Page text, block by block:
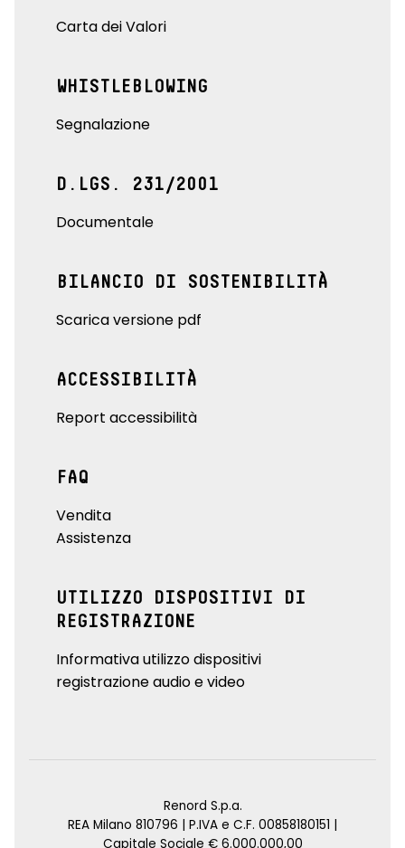
Carta dei Valori
WHISTLEBLOWING
Segnalazione
D.LGS. 231/2001
Documentale
BILANCIO DI SOSTENIBILITÀ
Scarica versione pdf
ACCESSIBILITÀ
Report accessibilità
FAQ
Vendita
Assistenza
UTILIZZO DISPOSITIVI DI
REGISTRAZIONE
Informativa utilizzo dispositivi
registrazione audio e video
Renord S.p.a.
REA Milano 810796 | P.IVA e C.F. 00858180151 |
Capitale Sociale € 6.000.000,00